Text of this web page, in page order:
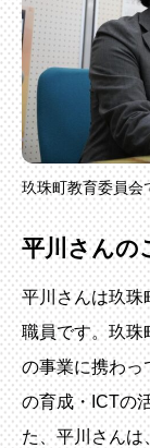
玖珠町教育委員会
平川さんの
平川さんは玖珠
職員です。玖珠
の事業に携わっ
の育成・ICTの
た、平川さんは